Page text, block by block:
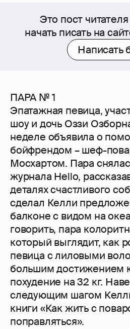
Это пост
начать писать на
Написать
ПАРА № 1
Эпатажная певица,
шоу и дочь Оззи
неделе объявила о
бойфрендом – шеф-
Мосхартом. Пара
журнала Hello,
деталях счастливого
сделал Келли
балконе с видом на
говорить, пара
который выглядит, как
певица с лиловыми
большим достижением
похудение на 32 кг.
следующим шагом
книги «Как жить с
поправляться».